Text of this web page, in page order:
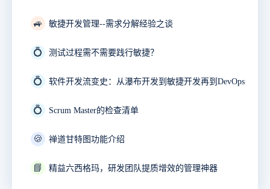
🚙 敏捷开发管理--需求分解经验之谈
💍 测试过程需不需要践行敏捷？
💍 软件开发流变史：从瀑布开发到敏捷开发再到DevOps
💍 Scrum Master的检查清单
🍪 禅道甘特图功能介绍
📘 精益六西格玛，研发团队提质增效的管理神器